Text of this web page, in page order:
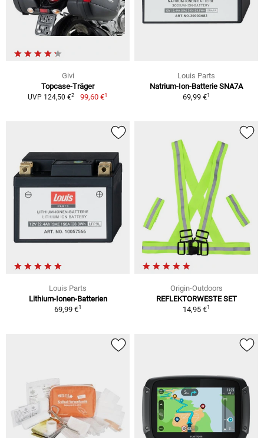
Givi
Topcase-Träger
UVP 124,50 €2 99,60 €1
Louis Parts
Natrium-Ion-Batterie SNA7A
69,99 €1
Louis Parts
Lithium-Ionen-Batterien
69,99 €1
Origin-Outdoors
REFLEKTORWESTE SET
14,95 €1